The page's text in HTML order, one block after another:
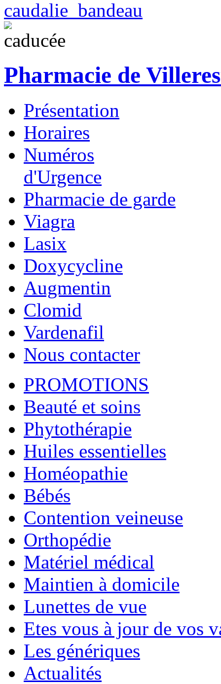
Pharmacie de
Présentation
Horaires
Numéros
d'Urgence
Pharmacie de garde
Viagra
Lasix
Doxycycline
Augmentin
Clomid
Vardenafil
Nous contacter
PROMOTIONS
Beauté et soins
Phytothérapie
Huiles essentielles
Homéopathie
Bébés
Contention veineuse
Orthopédie
Matériel médical
Maintien à domicile
Lunettes de vue
Etes vous à jour de vos
Les génériques
Actualités